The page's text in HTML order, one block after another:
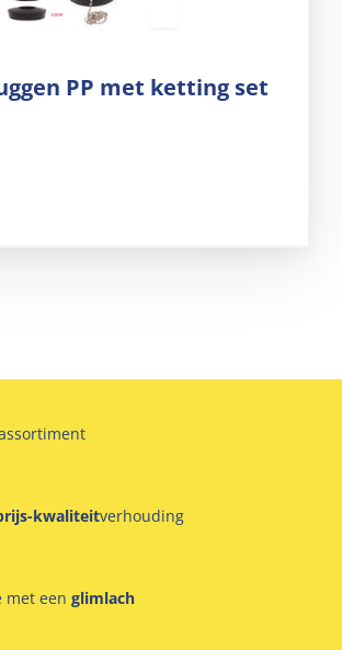
PP met ketting set
kwaliteitverhouding
met een glimlach